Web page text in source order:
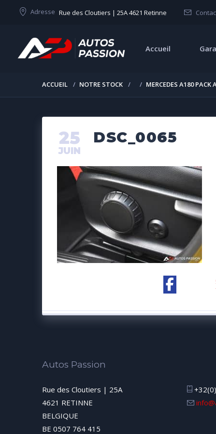
Adresse Rue des Cloutiers | 25A 4621 Retinne
Accueil
ACCUEIL NOTRE STOCK MERCEDES A180 PACK
DSC_0065
25
JUIN
Autos Passion
Rue des Cloutiers | 25A
4621 RETINNE
BELGIQUE
BE 0507 764 415